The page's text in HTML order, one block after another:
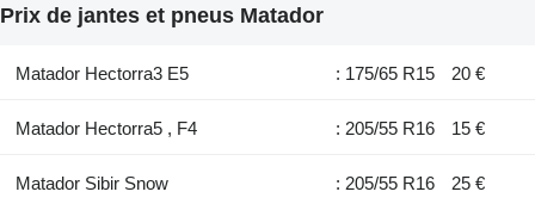
Prix de jantes et pneus Matador
Matador Hectorra3 E5 : 175/65 R15 20 €
Matador Hectorra5 , F4 : 205/55 R16 15 €
Matador Sibir Snow : 205/55 R16 25 €